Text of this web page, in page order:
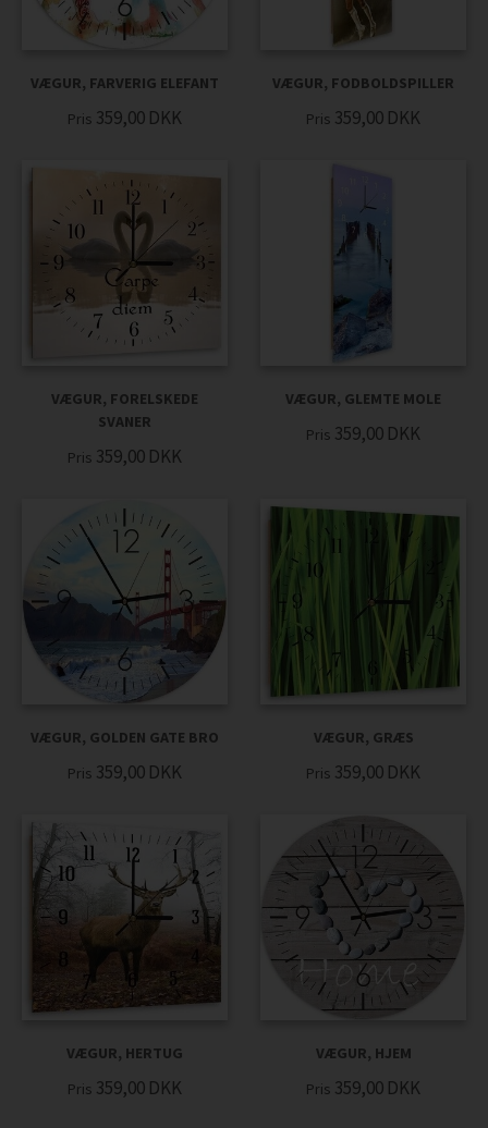
VÆGUR, FARVERIG ELEFANT
Pris 359,00 DKK
VÆGUR, FODBOLDSPILLER
Pris 359,00 DKK
VÆGUR, FORELSKEDE
SVANER
Pris 359,00 DKK
VÆGUR, GLEMTE MOLE
Pris 359,00 DKK
VÆGUR, GOLDEN GATE BRO
Pris 359,00 DKK
VÆGUR, GRÆS
Pris 359,00 DKK
VÆGUR, HERTUG
Pris 359,00 DKK
VÆGUR, HJEM
Pris 359,00 DKK